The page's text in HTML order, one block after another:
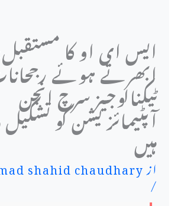
ایس ای او کا
ابھرتے ہوئے
ٹیکنالوجیز سرچ انجن
آپٹیمائزیشن کو
ہیں
ازshahid chaudhary
/